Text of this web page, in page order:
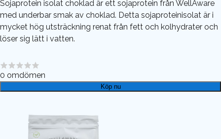
Sojaprotein isolat choklad är ett sojaprotein från WellAware
med underbar smak av choklad. Detta sojaproteinisolat är i
mycket hög utsträckning renat från fett och kolhydrater och
löser sig lätt i vatten.
0 omdömen
Köp nu